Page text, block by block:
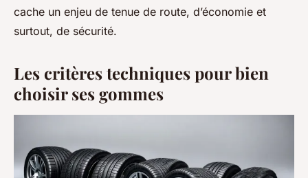
cache un enjeu de tenue de route, d’économie et
surtout, de sécurité.
Les critères techniques pour bien
choisir ses gommes